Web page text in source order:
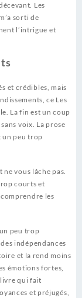
Les
sorti de
l’intrigue et
et crédibles, mais
ce Les
La fin est un coup
voix. La prose
un peu trop
ne vous lâche pas.
courts et
les
peu trop
indépendances
et la rend moins
émotions fortes,
livre qui fait
et préjugés,